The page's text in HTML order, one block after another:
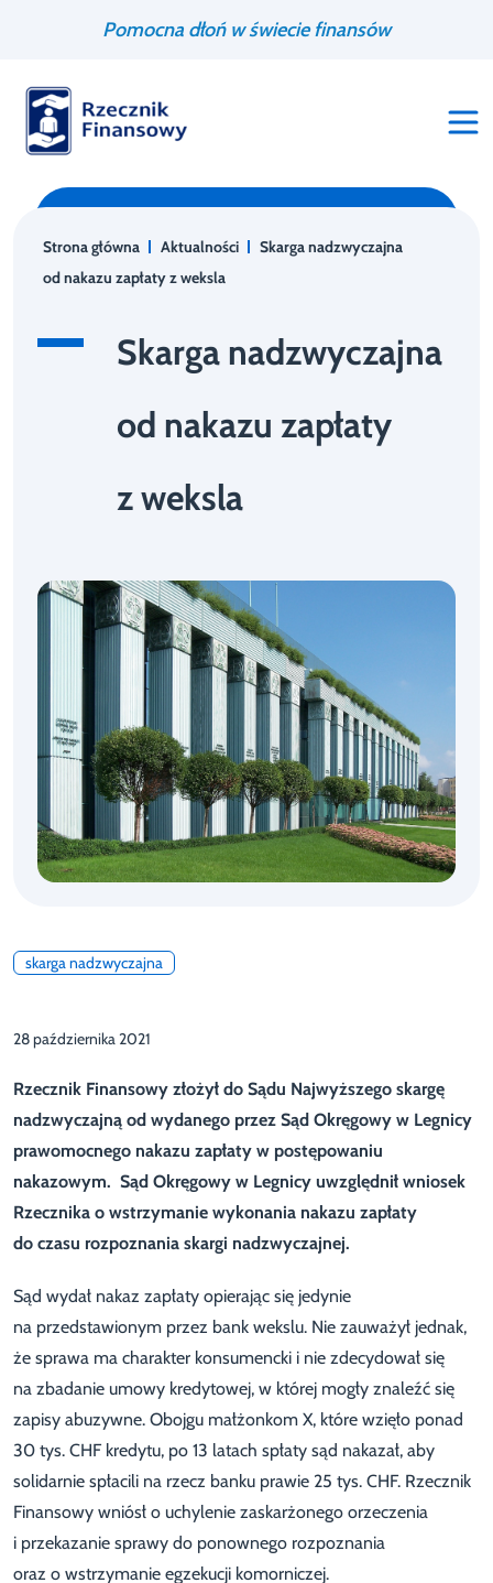
Pomocna dłoń w świecie finansów
Strona główna Aktualności
Skarga nadzwyczajna
od nakazu zapłaty z weksla
Skarga nadzwyczajna
od nakazu zapłaty
z weksla
skarga nadzwyczajna
28 października 2021
Rzecznik Finansowy złożył do Sądu Najwyższego skargę
nadzwyczajną od wydanego przez Sąd Okręgowy w Legnicy
prawomocnego nakazu zapłaty w postępowaniu
nakazowym. Sąd Okręgowy w Legnicy uwzględnił wniosek
Rzecznika o wstrzymanie wykonania nakazu zapłaty
do czasu rozpoznania skargi nadzwyczajnej.
Sąd wydał nakaz zapłaty opierając się jedynie
na przedstawionym przez bank wekslu. Nie zauważył jednak,
że sprawa ma charakter konsumencki i nie zdecydował się
na zbadanie umowy kredytowej, w której mogły znaleźć się
zapisy abuzywne. Obojgu małżonkom X, które wzięło ponad
30 tys. CHF kredytu, po 13 latach spłaty sąd nakazał, aby
solidarnie spłacili na rzecz banku prawie 25 tys. CHF. Rzecznik
Finansowy wniósł o uchylenie zaskarżonego orzeczenia
i przekazanie sprawy do ponownego rozpoznania
oraz o wstrzymanie egzekucji komorniczej.